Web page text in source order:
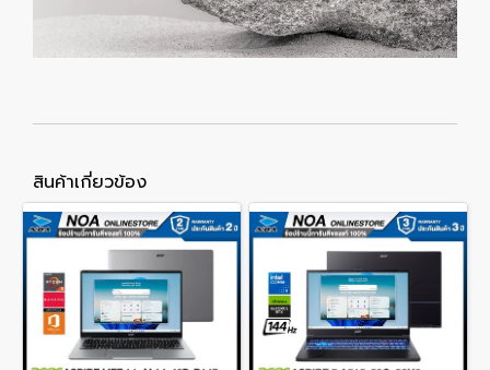
สินค้าเกี่ยวข้อง